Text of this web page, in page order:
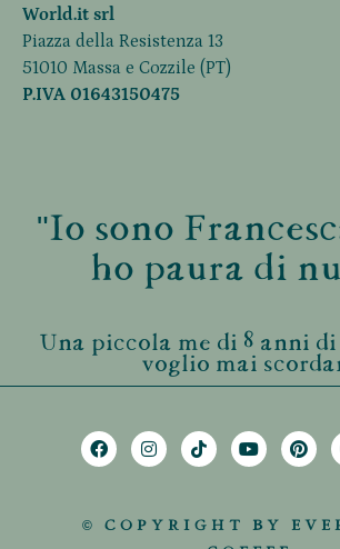
World.it srl
Piazza della Resistenza 13
51010 Massa e Cozzile (PT)
P.IVA 01643150475
"Io sono
ho paura di
Una piccola me di 8 anni
voglio mai
© COPYRIGHT BY